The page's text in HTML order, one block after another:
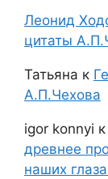
Леонид
цитаты
Татьяна к
А.П.Чехова
igor konnyi к
древнее
наших